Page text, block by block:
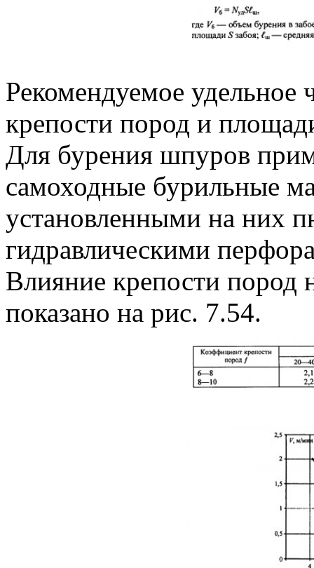
Рекомендуемое удельное
крепости пород и
Для бурения шпуров
самоходные бурильные
установленными на них
гидравлическими
Влияние крепости пород
показано на рис. 7.54.